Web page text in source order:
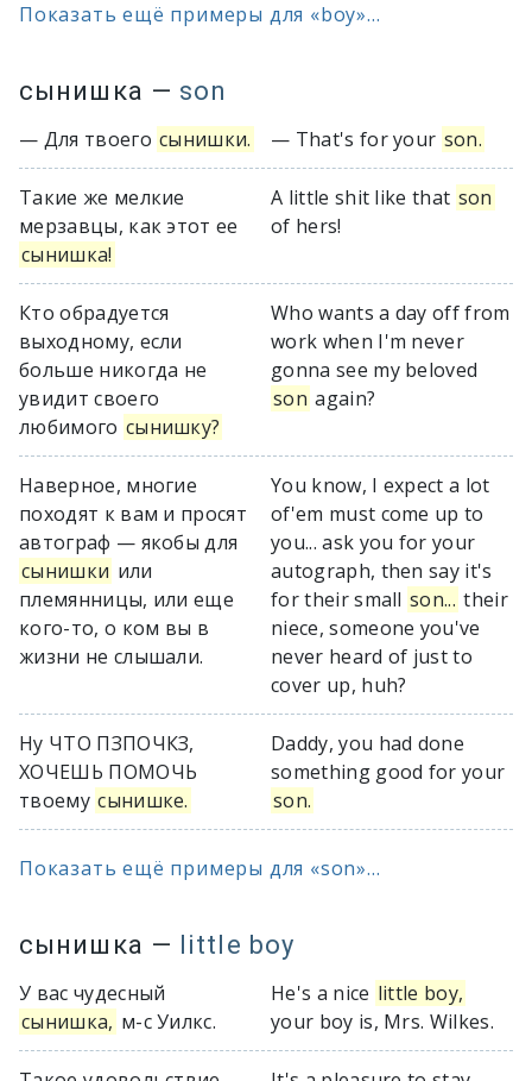
Показать ещё примеры для «boy»...
сынишка — son
— Для твоего сынишки. — That's for your son.
Такие же мелкие
мерзавцы, как этот ее
сынишка!
A little shit like that son
of hers!
Кто обрадуется
выходному, если
больше никогда не
увидит своего
любимого сынишку?
Who wants a day off from
work when I'm never
gonna see my beloved
son again?
Наверное, многие
походят к вам и просят
автограф — якобы для
сынишки или
племянницы, или еще
кого-то, о ком вы в
жизни не слышали.
You know, I expect a lot
of'em must come up to
you... ask you for your
autograph, then say it's
for their small son... their
niece, someone you've
never heard of just to
cover up, huh?
Ну ЧТО ПЗПОЧКЗ,
ХОЧЕШЬ ПОМОЧЬ
твоему сынишке.
Daddy, you had done
something good for your
son.
Показать ещё примеры для «son»...
сынишка — little boy
У вас чудесный
сынишка, м-с Уилкс.
He's a nice little boy,
your boy is, Mrs. Wilkes.